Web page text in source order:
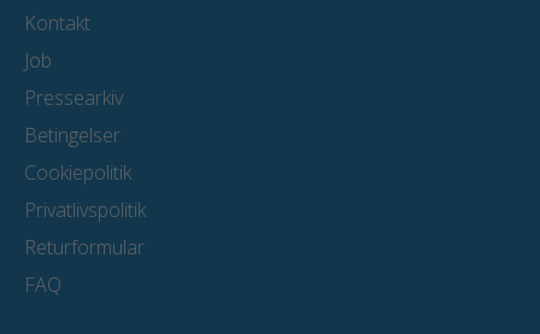
Kontakt
Job
Pressearkiv
Betingelser
Cookiepolitik
Privatlivspolitik
Returformular
FAQ